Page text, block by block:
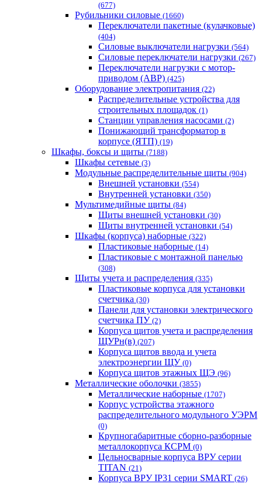
(677)
Рубильники силовые (1660)
Переключатели пакетные (кулачковые)
(404)
Силовые выключатели нагрузки (564)
Cиловые переключатели нагрузки (267)
Переключатели нагрузки с мотор-
приводом (АВР) (425)
Оборудование электропитания (22)
Распределительные устройства для
строительных площадок (1)
Станции управления насосами (2)
Понижающий трансформатор в
корпусе (ЯТП) (19)
Шкафы, боксы и щиты (7188)
Шкафы сетевые (3)
Модульные распределительные щиты (904)
Внешней установки (554)
Внутренней установки (350)
Мультимедийные щиты (84)
Щиты внешней установки (30)
Щиты внутренней установки (54)
Шкафы (корпуса) наборные (322)
Пластиковые наборные (14)
Пластиковые с монтажной панелью
(308)
Щиты учета и распределения (335)
Пластиковые корпуса для установки
счетчика (30)
Панели для установки электрического
счетчика ПУ (2)
Корпуса щитов учета и распределения
ЩУРн(в) (207)
Корпуса щитов ввода и учета
электроэнергии ЩУ (0)
Корпуса щитов этажных ЩЭ (96)
Металлические оболочки (3855)
Металлические наборные (1707)
Корпус устройства этажного
распределительного модульного УЭРМ
(0)
Крупногабаритные сборно-разборные
металлокорпуса КСРМ (0)
Цельносварные корпуса ВРУ серии
TITAN (21)
Корпуса ВРУ IP31 серии SMART (26)